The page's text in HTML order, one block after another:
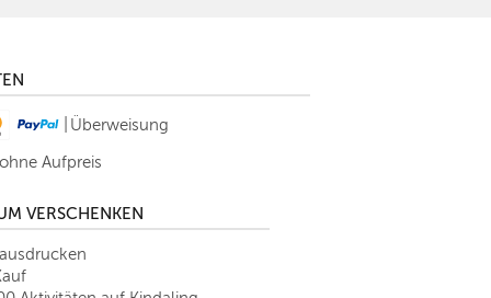
Überweisung
Aufpreis
VERSCHENKEN